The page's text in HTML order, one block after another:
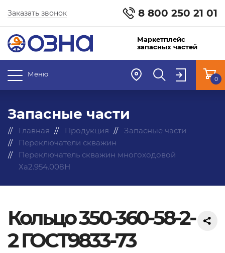
8 800 250 21 01
Заказать звонок
Маркетплейс
запасных частей
Меню
0
Запасные части
Главная Продукция
Запасные части
Переключатели скважин
Переключатель скважин многоходовой
Ха2.954.008Н
Кольцо 350-360-58-2-
2 ГОСТ9833-73